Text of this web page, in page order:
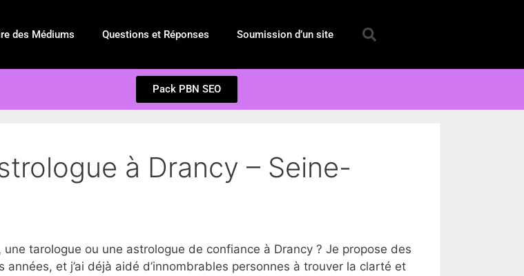
des Médiums Questions et Réponses Soumission d’un site
Pack PBN SEO
à Drancy – Seine-
tarologue ou une astrologue de confiance à Drancy ? Je propose des
et j’ai déjà aidé d’innombrables personnes à trouver la clarté et